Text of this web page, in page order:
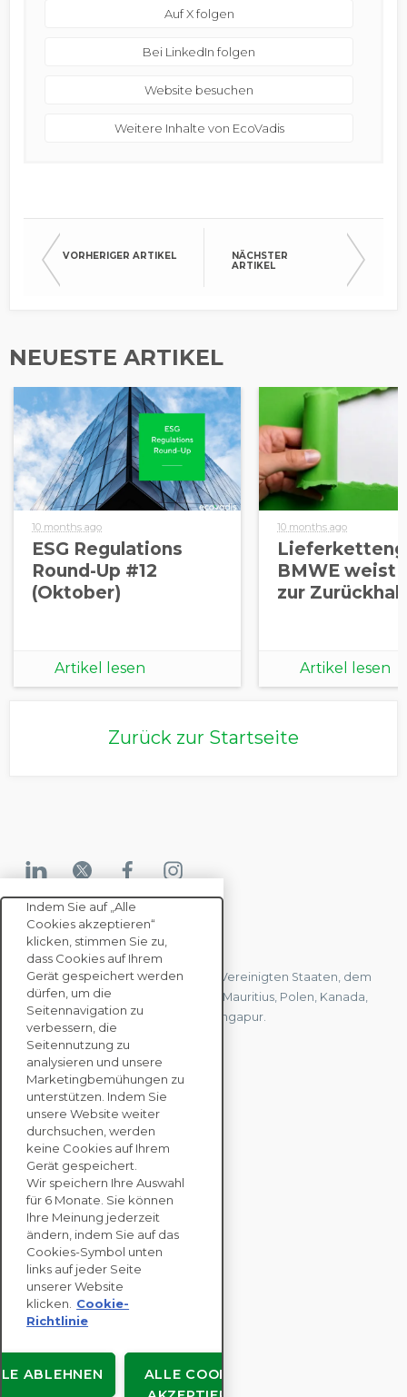
Auf X folgen
Bei LinkedIn folgen
Website besuchen
Weitere Inhalte von EcoVadis
VORHERIGER ARTIKEL
NÄCHSTER
ARTIKEL
NEUESTE ARTIKEL
10 months ago
ESG Regulations
Round-Up #12
(Oktober)
Artikel lesen
10 months ago
BMWE weist
zur
Artikel lesen
Zurück zur Startseite
KONTAKTIEREN SIE UNS
Wir haben Büros in Frankreich, den Vereinigten Staaten, dem
Vereinigten Königreich, Hongkong, Mauritius, Polen, Kanada,
Deutschland, Japan, Spanien und Singapur.
KONTAKTIEREN SIE
UNS
UNTERNEHMENS
LÖSUNGEN
NACHHALTIGKEITS
BEWERTUNGEN
RESSOURCEN
ÜBER
Urheberrecht © EcoVadis
Indem Sie auf „Alle
Cookies akzeptieren“
klicken, stimmen Sie zu,
dass Cookies auf Ihrem
Gerät gespeichert werden
dürfen, um die
Seitennavigation zu
verbessern, die
Seitennutzung zu
analysieren und unsere
Marketingbemühungen zu
unterstützen. Indem Sie
unsere Website weiter
durchsuchen, werden
keine Cookies auf Ihrem
Gerät gespeichert.
Wir speichern Ihre Auswahl
für 6 Monate. Sie können
Ihre Meinung jederzeit
ändern, indem Sie auf das
Cookies-Symbol unten
links auf jeder Seite
unserer Website
klicken.
Cookie-
Richtlinie
ALLE COOKIES
ABLEHNEN